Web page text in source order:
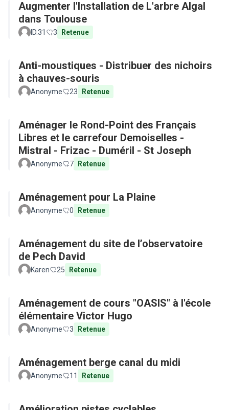
Augmenter l'Installation de L'arbre Algal
dans Toulouse
ID.31 3 Retenue
Anti-moustiques - Distribuer des nichoirs
à chauves-souris
Anonyme 23 Retenue
Aménager le Rond-Point des Français
Libres et le carrefour Demoiselles -
Mistral - Frizac - Duméril - St Joseph
Anonyme 7 Retenue
Aménagement pour La Plaine
Anonyme 0 Retenue
Aménagement du site de l’observatoire
de Pech David
Karen 25 Retenue
Aménagement de cours "OASIS" à l'école
élémentaire Victor Hugo
Anonyme 3 Retenue
Aménagement berge canal du midi
Anonyme 11 Retenue